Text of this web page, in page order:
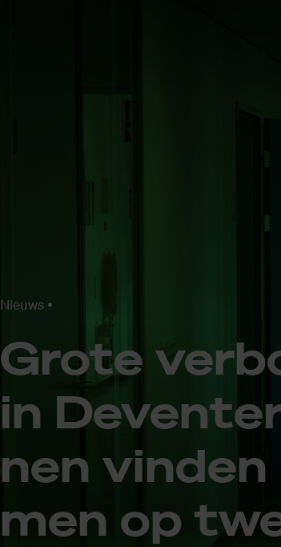
Nieuws
Gro­te
in
nen
men op